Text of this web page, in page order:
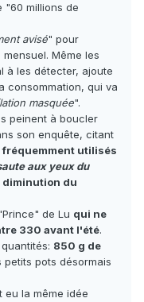
"60 millions de
avisé" pour
Même les
à les détecter, ajoute
consommation, qui va
masquée".
peinent à boucler
son enquête, citant
fréquemment utilisés
aux yeux du
diminution du
de Lu qui ne
330 avant l'été.
850 g de
petits pots désormais
eu la même idée